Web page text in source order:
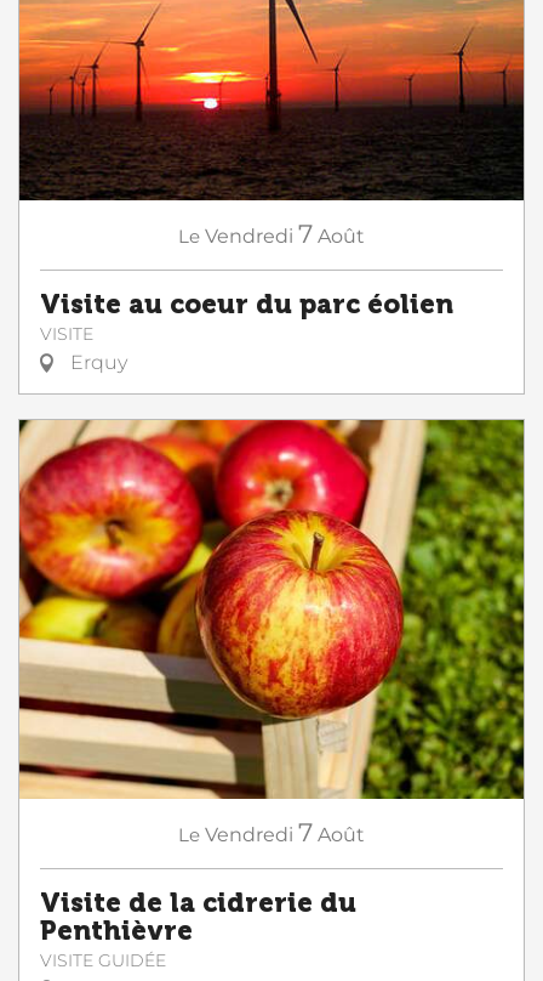
Le Vendredi 7 Août
Visite au coeur du parc éolien
VISITE
Erquy
Le Vendredi 7 Août
Visite de la cidrerie du
Penthièvre
VISITE GUIDÉE